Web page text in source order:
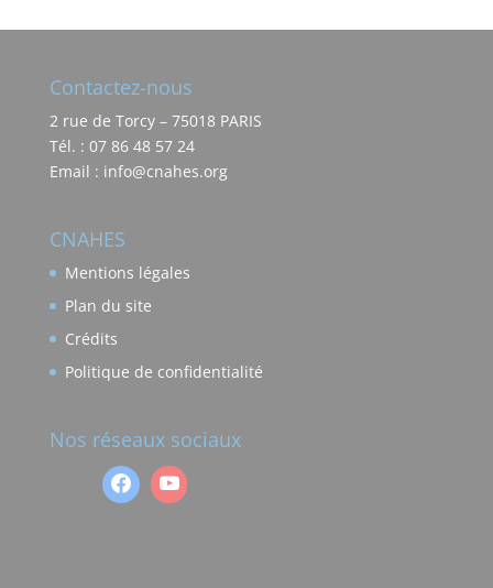
Contactez-nous
2 rue de Torcy – 75018 PARIS
Tél. : 07 86 48 57 24
Email : info@cnahes.org
CNAHES
Mentions légales
Plan du site
Crédits
Politique de confidentialité
Nos réseaux sociaux